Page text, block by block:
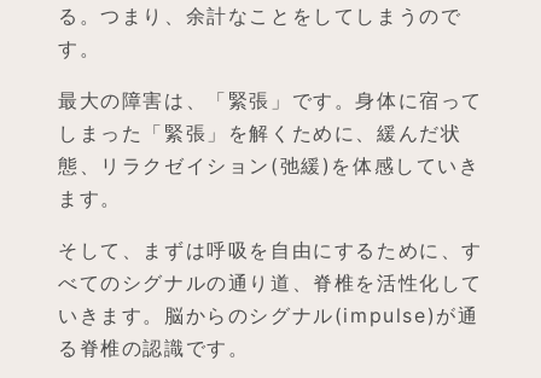
る。つまり、余計なことをしてしまうので
す。
最大の障害は、「緊張」です。身体に宿って
しまった「緊張」を解くために、緩んだ状
態、リラクゼイション(弛緩)を体感していき
ます。
そして、まずは呼吸を自由にするために、す
べてのシグナルの通り道、脊椎を活性化して
いきます。脳からのシグナル(impulse)が通
る脊椎の認識です。